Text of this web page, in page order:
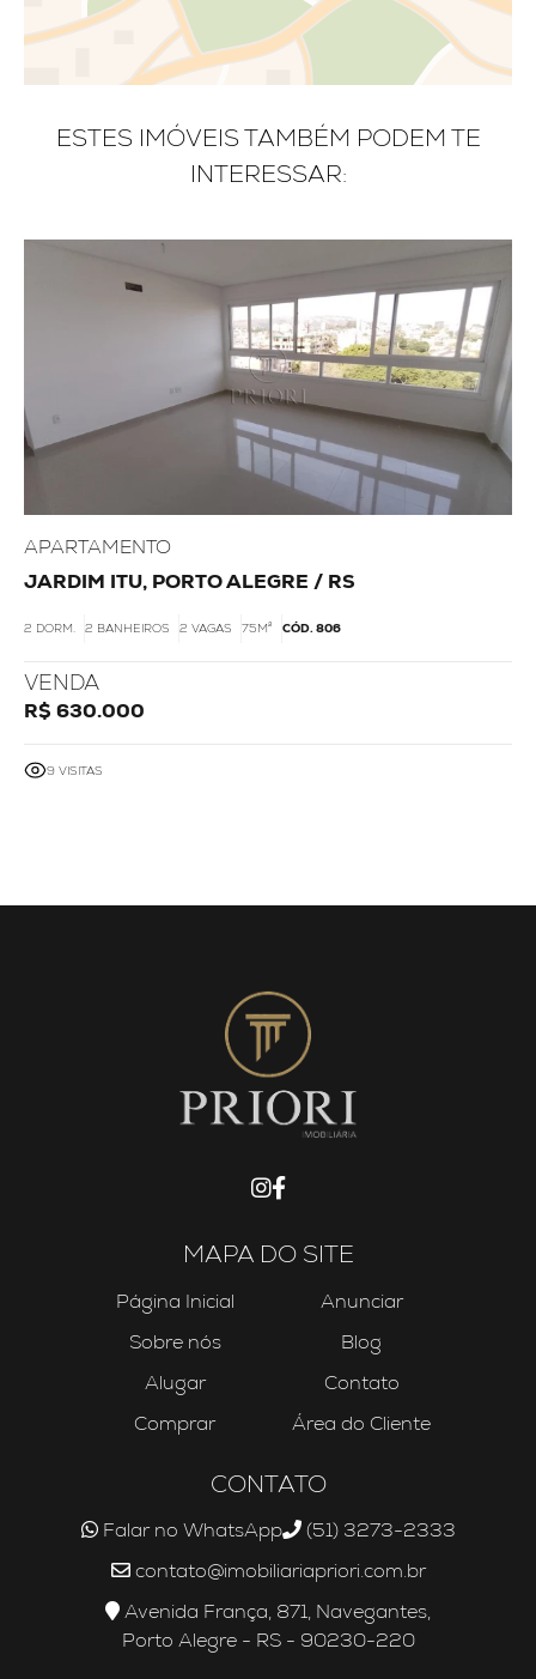
ESTES IMÓVEIS TAMBÉM PODEM TE
INTERESSAR:
APARTAMENTO
JARDIM ITU, PORTO ALEGRE / RS
2 DORM. 2 BANHEIROS 2 VAGAS 75M² CÓD. 806
VENDA
R$ 630.000
9 VISITAS
MAPA DO SITE
Página Inicial
Sobre nós
Alugar
Comprar
Anunciar
Blog
Contato
Área do Cliente
CONTATO
Falar no WhatsApp
(51) 3273-2333
contato@imobiliariapriori.com.br
Avenida França, 871, Navegantes,
Porto Alegre - RS - 90230-220